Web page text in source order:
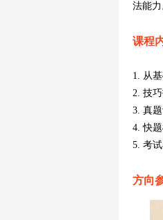
法能力
课程
1. 从
2. 技
3. 真
4. 快
5. 考
方向